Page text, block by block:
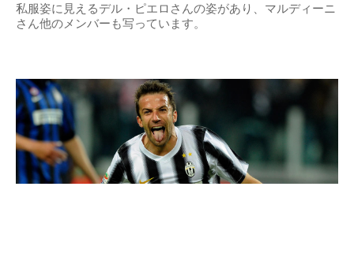
私服姿に見えるデル・ピエロさんの姿があり、マルディーニ
さん他のメンバーも写っています。